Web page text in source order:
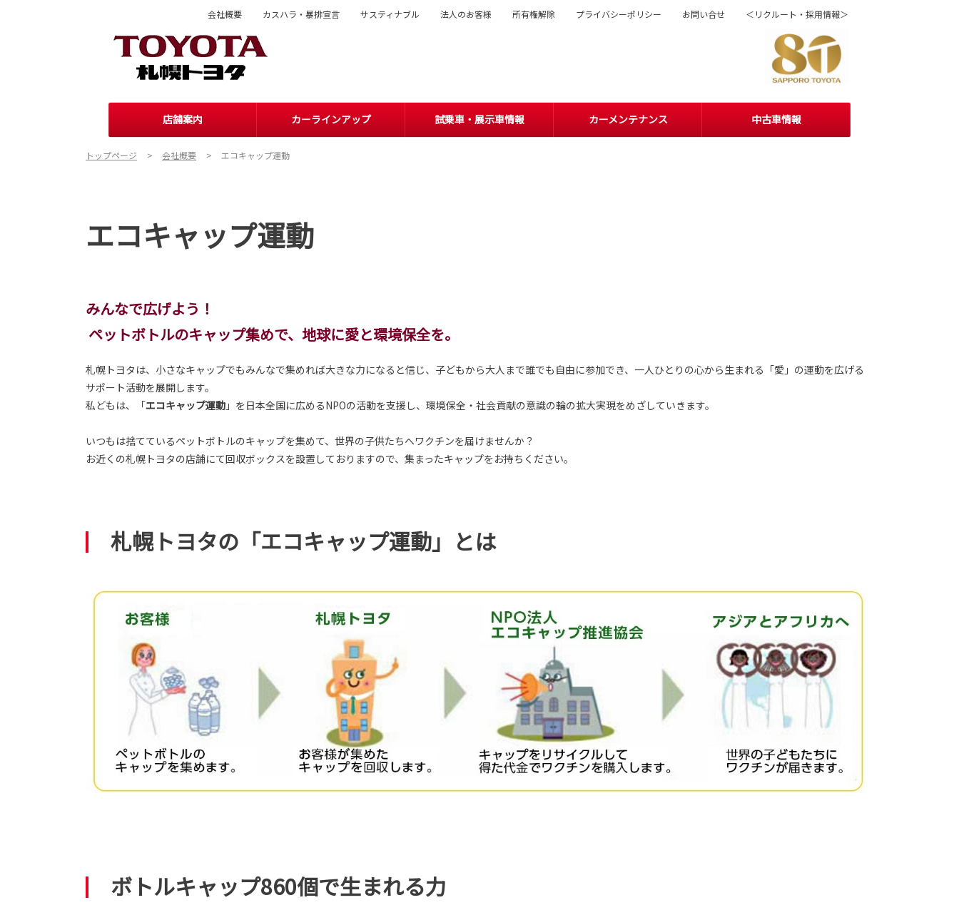
店舗案内 カーラインアップ 試乗車・展示車情報 カーメンテナンス 中古車情報
会社概要 カスハラ・暴排宣言 サスティナブル 法人のお客様 所有権解除 プライバシーポリシー お問い合せ ＜リクルート・採用情報＞
トップページ 会社概要 エコキャップ運動
エコキャップ運動
みんなで広げよう！
ペットボトルのキャップ集めで、地球に愛と環境保全を。
札幌トヨタは、小さなキャップでもみんなで集めれば大きな力になると信じ、子どもから大人まで誰でも自由に参加でき、一人ひとりの心から生まれる「愛」の運動を広げる
サポート活動を展開します。
私どもは、「エコキャップ運動 」を日本全国に広めるNPOの活動を支援し、環境保全・社会貢献の意識の輪の拡大実現をめざしていきます。
いつもは捨てているペットボトルのキャップを集めて、世界の子供たちへワクチンを届けませんか？
お近くの札幌トヨタの店舗にて回収ボックスを設置しておりますので、集まったキャップをお持ちください。
札幌トヨタの「エコキャップ運動」とは
ボトルキャップ860個で生まれる力